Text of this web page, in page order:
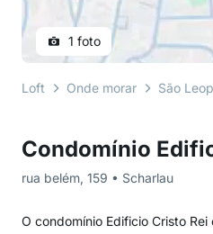
Condomínio
rua belém, 159 • Scharlau
O condomínio Edificio Cristo
1 foto
Loft Onde morar São